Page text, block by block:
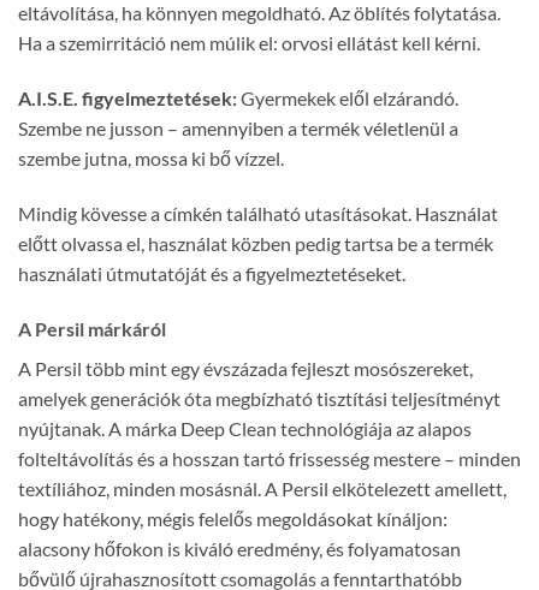
eltávolítása, ha könnyen megoldható. Az öblítés folytatása.
Ha a szemirritáció nem múlik el: orvosi ellátást kell kérni.
A.I.S.E. figyelmeztetések:Gyermekek elől elzárandó.
Szembe ne jusson – amennyiben a termék véletlenül a
szembe jutna, mossa ki bő vízzel.
Mindig kövesse a címkén található utasításokat. Használat
előtt olvassa el, használat közben pedig tartsa be a termék
használati útmutatóját és a figyelmeztetéseket.
A Persil márkáról
A Persil több mint egy évszázada fejleszt mosószereket,
amelyek generációk óta megbízható tisztítási teljesítményt
nyújtanak. A márka Deep Clean technológiája az alapos
folteltávolítás és a hosszan tartó frissesség mestere – minden
textíliához, minden mosásnál. A Persil elkötelezett amellett,
hogy hatékony, mégis felelős megoldásokat kínáljon:
alacsony hőfokon is kiváló eredmény, és folyamatosan
bővülő újrahasznosított csomagolás a fenntarthatóbb